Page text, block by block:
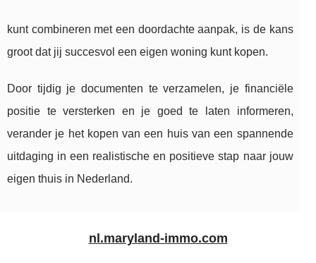
kunt combineren met een doordachte aanpak, is de kans
groot dat jij succesvol een eigen woning kunt kopen.
Door tijdig je documenten te verzamelen, je financiële
positie te versterken en je goed te laten informeren,
verander je het kopen van een huis van een spannende
uitdaging in een realistische en positieve stap naar jouw
eigen thuis in Nederland.
nl.maryland-immo.com